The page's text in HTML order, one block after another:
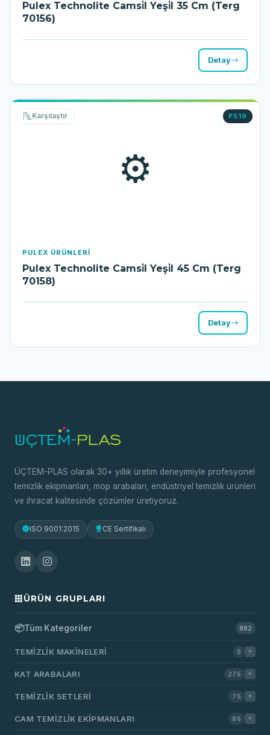
Pulex Technolite Camsi̇l Yeşi̇l 35 Cm (Terg
70156)
Detay
⚙️
P519
Karşılaştır
PULEX ÜRÜNLERI
Pulex Technolite Camsi̇l Yeşi̇l 45 Cm (Terg
70158)
Detay
ÜÇTEM-PLAS olarak 30+ yıllık üretim deneyimiyle profesyonel
temizlik ekipmanları, mop arabaları, endüstriyel temizlik ürünleri
ve ihracat kalitesinde çözümler üretiyoruz.
ISO 9001:2015 CE Sertifikalı
ÜRÜN GRUPLARI
📦Tüm Kategoriler 882
TEMIZLIK MAKINELERI 9
KAT ARABALARI 275
TEMIZLIK SETLERI 75
CAM TEMIZLIK EKIPMANLARI 86